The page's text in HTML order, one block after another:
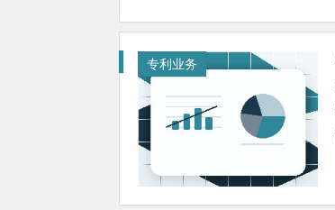
专利业务